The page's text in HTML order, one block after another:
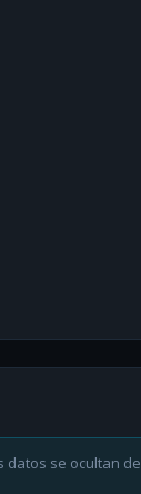
datos se ocultan de